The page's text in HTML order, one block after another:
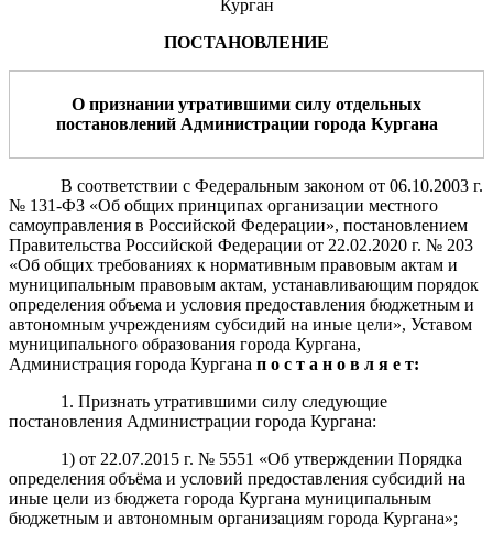
Курган
ПОСТАНОВЛЕНИЕ
О признании утратившими силу отдельных
постановленийАдминистрации города Кургана
В соответствии с Федеральным законом от 06.10.2003 г.
№ 131-ФЗ «Об общих принципах организации местного
самоуправления в Российской Федерации», постановлением
Правительства Российской Федерации от 22.02.2020 г. № 203
«Об общих требованиях к нормативным правовым актам и
муниципальным правовым актам, устанавливающим порядок
определения объема и условия предоставления бюджетным и
автономным учреждениям субсидий на иные цели», Уставом
муниципального образования города Кургана,
Администрация города Кургана п о с т а н о в л я е т:
1. Признать утратившими силу следующие
постановления Администрации города Кургана:
1) от 22.07.2015 г. № 5551 «Об утверждении Порядка
определения объёма и условий предоставления субсидий на
иные цели из бюджета города Кургана муниципальным
бюджетным и автономным организациям города Кургана»;